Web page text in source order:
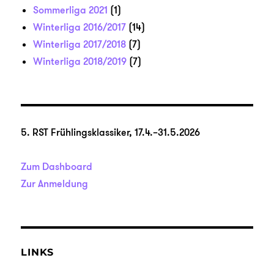
Sommerliga 2021 (1)
Winterliga 2016/2017 (14)
Winterliga 2017/2018 (7)
Winterliga 2018/2019 (7)
5. RST Frühlingsklassiker, 17.4.–31.5.2026
Zum Dashboard
Zur Anmeldung
LINKS